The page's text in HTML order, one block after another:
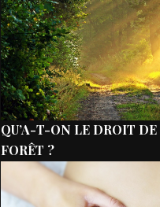
QU’A-T-ON LE DROIT DE
FORÊT ?